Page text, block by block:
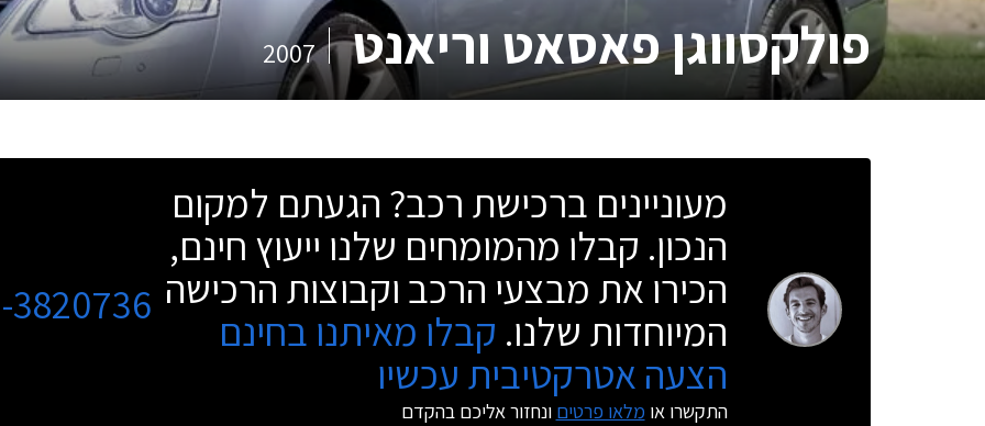
פולקסווגן פאסאט וריאנט 2007
מעוניינים ברכישת רכב? הגעתם למקום
הנכון. קבלו מהמומחים שלנו ייעוץ חינם,
הכירו את מבצעי הרכב וקבוצות הרכישה
המיוחדות שלנו. קבלו מאיתנו בחינם
הצעה אטרקטיבית עכשיו
התקשרו או מלאו פרטים ונחזור אליכם בהקדם
3820736